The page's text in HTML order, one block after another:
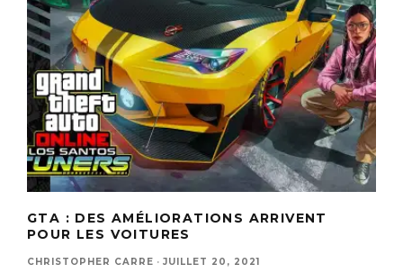
GTA : DES AMÉLIORATIONS ARRIVENT
POUR LES VOITURES
CHRISTOPHER CARRE · JUILLET 20, 2021